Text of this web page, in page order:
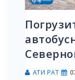
АТИ РАТ